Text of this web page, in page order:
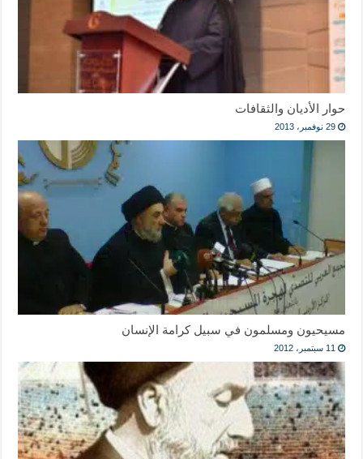
حوار الأديان والثقافات
29 نوفمبر، 2013
مسيحيون ومسلمون في سبيل كرامة الإنسان
11 سبتمبر، 2012